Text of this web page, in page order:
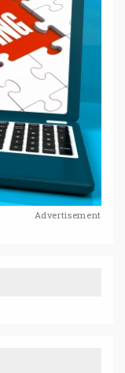
Advertisement